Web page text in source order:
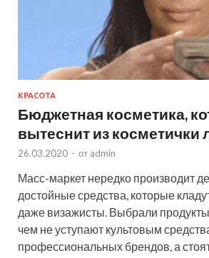
КРАСОТА
Бюджетная косметика,
вытеснит из косметички
26.03.2020 - от admin
Масс-маркет нередко производит
достойные средства, которые
даже визажисты. Выбрали
чем не уступают культовым
профессиональных брендов, а